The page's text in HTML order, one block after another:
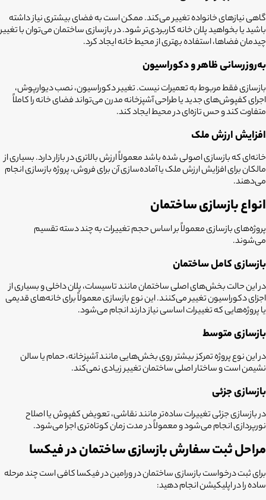
گاهی نیازهای خانواده تغییر می‌کند. ممکن است به فضای بیشتری نیاز داشته
باشید یا بخواهید پلان خانه کاربردی‌تر شود. در بازسازی ساختمان می‌توان با تغییر
چیدمان فضاها، استفاده بهتری از محیط خانه ایجاد کرد.
به‌روزرسانی ظاهر و دکوراسیون
بازسازی فقط مربوط به تعمیرات نیست. تغییر دکوراسیون، نصب دیوارپوش،
اجرای کفپوش‌های جدید یا طراحی آشپزخانه مدرن می‌تواند فضای خانه را کاملاً
متفاوت کند و حس تازه‌ای در محیط ایجاد کند.
افزایش ارزش ملک
خانه‌ای که بازسازی اصولی شده باشد معمولاً ارزش بالاتری در بازار دارد. بسیاری از
مالکان برای افزایش ارزش ملک یا آماده‌سازی آن برای فروش، پروژه بازسازی انجام
می‌دهند.
انواع بازسازی ساختمان
پروژه‌های بازسازی معمولاً بر اساس حجم تغییرات به چند دسته تقسیم
می‌شوند.
بازسازی کامل ساختمان
در این حالت بخش‌های اصلی ساختمان مانند تاسیسات، پلان داخلی و بسیاری از
اجزای دکوراسیون تغییر می‌کنند. این نوع بازسازی معمولاً برای خانه‌های قدیمی
یا پروژه‌هایی که تغییرات اساسی نیاز دارند انجام می‌شود.
بازسازی متوسط
در این نوع پروژه تمرکز بیشتر روی بخش‌هایی مانند آشپزخانه، حمام یا سالن
نشیمن است و ساختار اصلی ساختمان تغییر زیادی نمی‌کند.
بازسازی جزئی
در بازسازی جزئی تغییرات ساده‌تر مانند نقاشی، تعویض کفپوش یا اصلاح
نورپردازی انجام می‌شود و معمولاً در مدت زمان کوتاه‌تری اجرا می‌شود.
مراحل ثبت سفارش بازسازی ساختمان در فیکسا
برای ثبت درخواستبازسازی ساختمان در ورامیندر فیکسا کافی است چند مرحله
ساده را در اپلیکیشن انجام دهید: